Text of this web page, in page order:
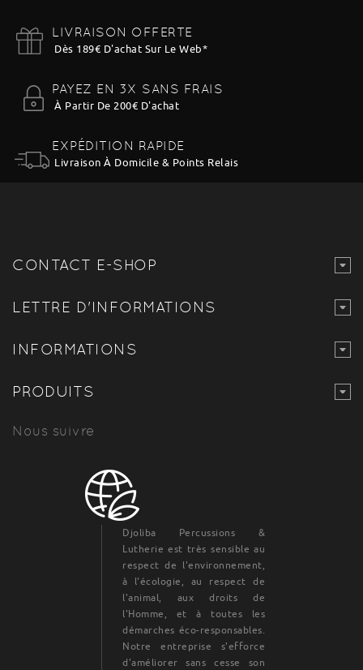
LIVRAISON OFFERTE
Dès 189€ D'achat Sur Le Web*
PAYEZ EN 3X SANS FRAIS
À Partir De 200€ D'achat
EXPÉDITION RAPIDE
Livraison À Domicile & Points Relais
CONTACT E-SHOP
LETTRE D'INFORMATIONS
INFORMATIONS
PRODUITS
Nous suivre
Djoliba Percussions &
Lutherie est très sensible au
respect de l'environnement,
à l'écologie, au respect de
l'animal, aux droits de
l'Homme, et à toutes les
démarches éco-responsables.
Notre entreprise s'efforce
d'améliorer sans cesse son